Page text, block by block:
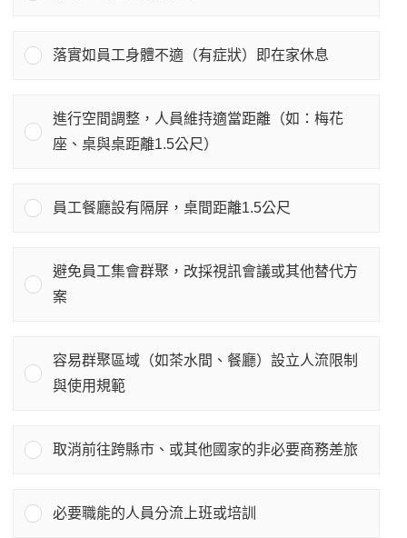
落實如員工身體不適（有症狀）即在家休息
進行空間調整，人員維持適當距離（如：梅花
座、桌與桌距離1.5公尺）
員工餐廳設有隔屏，桌間距離1.5公尺
避免員工集會群聚，改採視訊會議或其他替代方
案
容易群聚區域（如茶水間、餐廳）設立人流限制
與使用規範
取消前往跨縣市、或其他國家的非必要商務差旅
必要職能的人員分流上班或培訓